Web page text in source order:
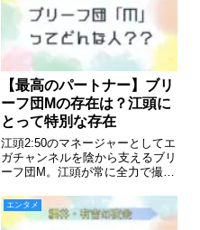
【最高のパートナー】ブリ
ーフ団Mの存在は？江頭に
とって特別な存在
江頭2:50のマネージャーとしてエ
ガチャンネルを陰から支えるブリ
ーフ団M。江頭が常に全力で撮影
支えのMについて解説
エンタメ